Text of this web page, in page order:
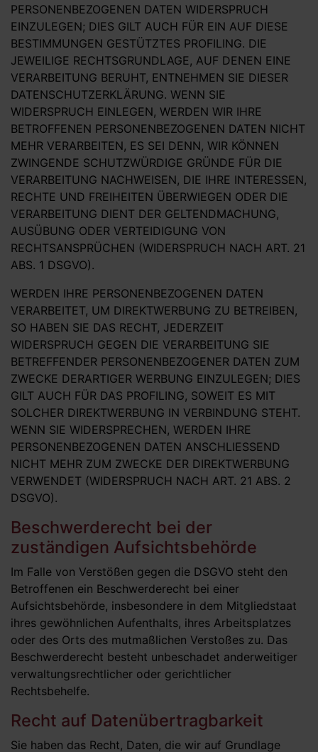
PERSONENBEZOGENEN DATEN WIDERSPRUCH
EINZULEGEN; DIES GILT AUCH FÜR EIN AUF DIESE
BESTIMMUNGEN GESTÜTZTES PROFILING. DIE
JEWEILIGE RECHTSGRUNDLAGE, AUF DENEN EINE
VERARBEITUNG BERUHT, ENTNEHMEN SIE DIESER
DATENSCHUTZERKLÄRUNG. WENN SIE
WIDERSPRUCH EINLEGEN, WERDEN WIR IHRE
BETROFFENEN PERSONENBEZOGENEN DATEN NICHT
MEHR VERARBEITEN, ES SEI DENN, WIR KÖNNEN
ZWINGENDE SCHUTZWÜRDIGE GRÜNDE FÜR DIE
VERARBEITUNG NACHWEISEN, DIE IHRE INTERESSEN,
RECHTE UND FREIHEITEN ÜBERWIEGEN ODER DIE
VERARBEITUNG DIENT DER GELTENDMACHUNG,
AUSÜBUNG ODER VERTEIDIGUNG VON
RECHTSANSPRÜCHEN (WIDERSPRUCH NACH ART. 21
ABS. 1 DSGVO).
WERDEN IHRE PERSONENBEZOGENEN DATEN
VERARBEITET, UM DIREKTWERBUNG ZU BETREIBEN,
SO HABEN SIE DAS RECHT, JEDERZEIT
WIDERSPRUCH GEGEN DIE VERARBEITUNG SIE
BETREFFENDER PERSONENBEZOGENER DATEN ZUM
ZWECKE DERARTIGER WERBUNG EINZULEGEN; DIES
GILT AUCH FÜR DAS PROFILING, SOWEIT ES MIT
SOLCHER DIREKTWERBUNG IN VERBINDUNG STEHT.
WENN SIE WIDERSPRECHEN, WERDEN IHRE
PERSONENBEZOGENEN DATEN ANSCHLIESSEND
NICHT MEHR ZUM ZWECKE DER DIREKTWERBUNG
VERWENDET (WIDERSPRUCH NACH ART. 21 ABS. 2
DSGVO).
Beschwerde­recht bei der
zuständigen Aufsichts­behörde
Im Falle von Verstößen gegen die DSGVO steht den
Betroffenen ein Beschwerderecht bei einer
Aufsichtsbehörde, insbesondere in dem Mitgliedstaat
ihres gewöhnlichen Aufenthalts, ihres Arbeitsplatzes
oder des Orts des mutmaßlichen Verstoßes zu. Das
Beschwerderecht besteht unbeschadet anderweitiger
verwaltungsrechtlicher oder gerichtlicher
Rechtsbehelfe.
Recht auf Daten­übertrag­barkeit
Sie haben das Recht, Daten, die wir auf Grundlage